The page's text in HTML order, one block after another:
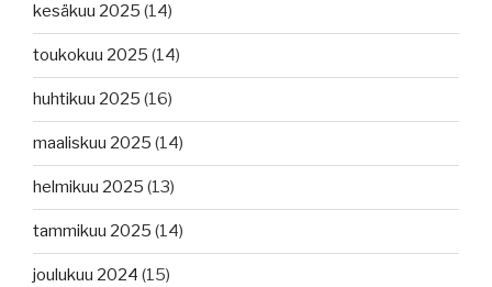
kesäkuu 2025 (14)
toukokuu 2025 (14)
huhtikuu 2025 (16)
maaliskuu 2025 (14)
helmikuu 2025 (13)
tammikuu 2025 (14)
joulukuu 2024 (15)